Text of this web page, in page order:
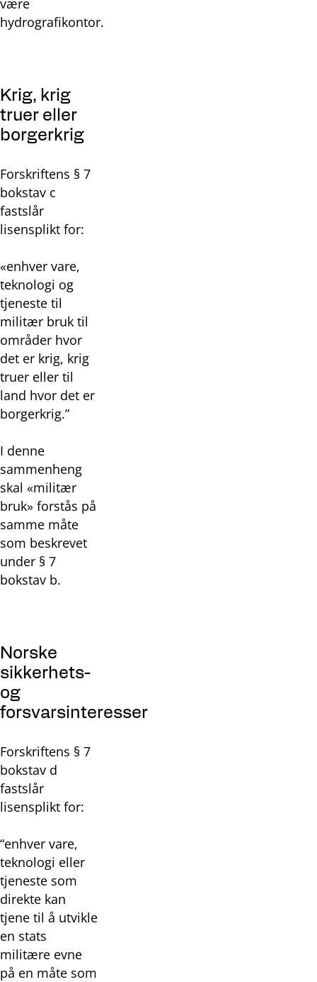
være
hydrografikontor.
Krig, krig
truer eller
borgerkrig
Forskriftens § 7
bokstav c
fastslår
lisensplikt for:
«enhver vare,
teknologi og
tjeneste til
militær bruk til
områder hvor
det er krig, krig
truer eller til
land hvor det er
borgerkrig.”
I denne
sammenheng
skal «militær
bruk» forstås på
samme måte
som beskrevet
under § 7
bokstav b.
Norske
sikkerhets-
og
forsvarsinteresser
Forskriftens § 7
bokstav d
fastslår
lisensplikt for:
“enhver vare,
teknologi eller
tjeneste som
direkte kan
tjene til å utvikle
en stats
militære evne
på en måte som